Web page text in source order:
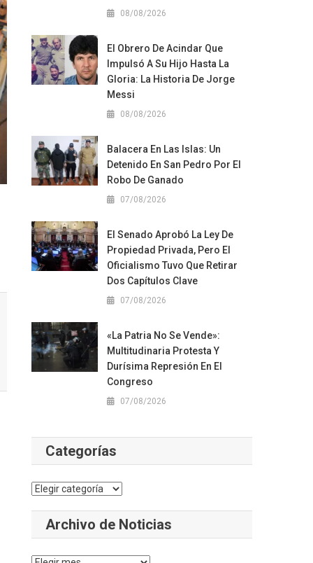
08/08/2026
El Obrero De Acindar Que
Impulsó A Su Hijo Hasta La
Gloria: La Historia De Jorge
Messi
08/08/2026
Balacera En Las Islas: Un
Detenido En San Pedro Por El
Robo De Ganado
07/08/2026
El Senado Aprobó La Ley De
Propiedad Privada, Pero El
Oficialismo Tuvo Que Retirar
Dos Capítulos Clave
07/08/2026
«La Patria No Se Vende»:
Multitudinaria Protesta Y
Durísima Represión En El
Congreso
07/08/2026
Categorías
Categorías
Archivo de Noticias